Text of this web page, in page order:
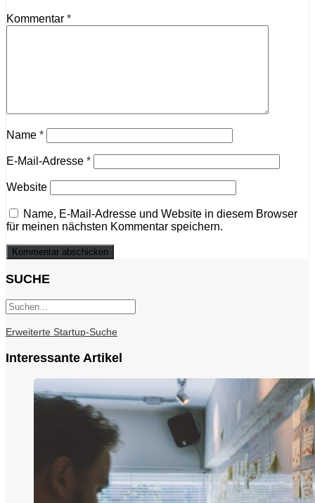
Kommentar *
Name *
E-Mail-Adresse *
Website
Name, E-Mail-Adresse und Website in diesem Browser
für meinen nächsten Kommentar speichern.
SUCHE
Erweiterte Startup-Suche
Interessante Artikel